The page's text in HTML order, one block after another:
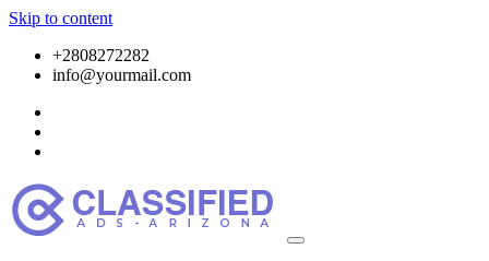
Skip to content
+2808272282
info@yourmail.com